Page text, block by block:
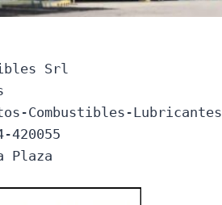
Srl
Combustibles-
420055
Plaza